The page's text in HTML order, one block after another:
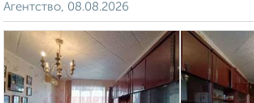
Агентство, 08.08.2026